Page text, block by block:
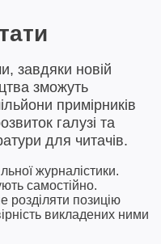
завдяки новій
зможуть
примірників
галузі та
для читачів.
журналістики.
самостійно.
розділяти позицію
викладених ними